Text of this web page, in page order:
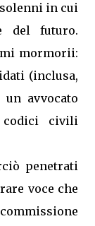
in cui
del futuro.
mormorii:
(inclusa,
avvocato
codici civili
penetrati
voce che